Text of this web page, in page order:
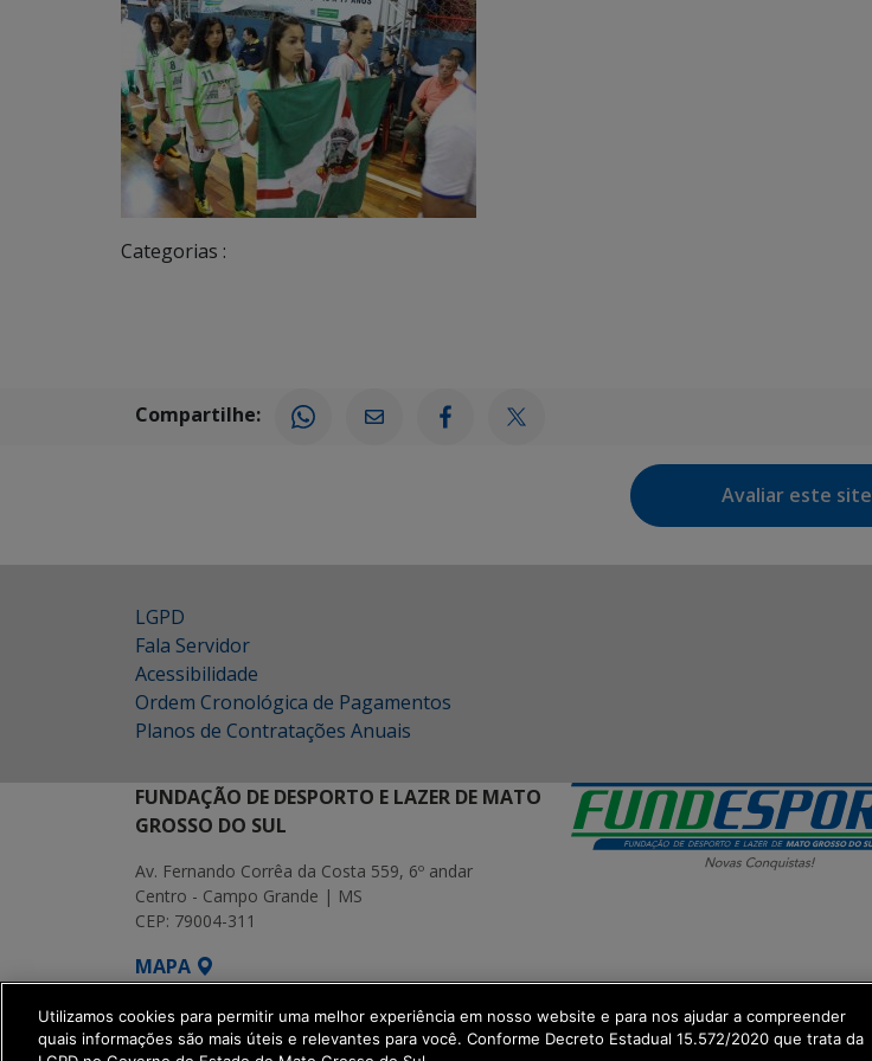
Categorias :
Compartilhe:
Avaliar este site
LGPD
Fala Servidor
Acessibilidade
Ordem Cronológica de Pagamentos
Planos de Contratações Anuais
FUNDAÇÃO DE DESPORTO E LAZER DE MATO
GROSSO DO SUL
Av. Fernando Corrêa da Costa 559, 6º andar
Centro - Campo Grande | MS
CEP: 79004-311
MAPA
SETDIG | Secretaria-Executiva de Transformação Digital
Utilizamos cookies para permitir uma melhor experiência em nosso website e para nos ajudar a compreender
quais informações são mais úteis e relevantes para você. Conforme Decreto Estadual 15.572/2020 que trata da